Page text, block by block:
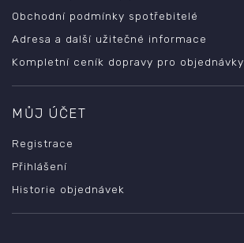
Obchodní podmínky spotřebitelé
Adresa a další užitečné informace
Kompletní ceník dopravy pro objednávky
MŮJ ÚČET
Registrace
Přihlášení
Historie objednávek